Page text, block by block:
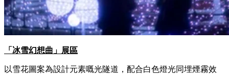
「冰雪幻想曲」展區
以雪花圖案為設計元素嘅光隧道，配合白色燈光同埋煙霧效